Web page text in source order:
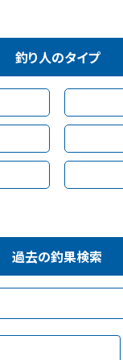
釣り人のタイプ
過去の釣果検索